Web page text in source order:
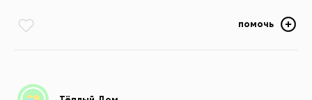
помочь